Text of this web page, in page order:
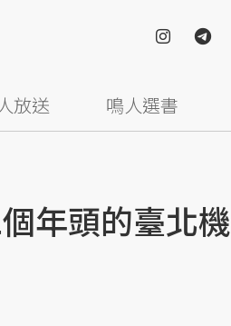
放送 鳴人選書
年頭的臺北機